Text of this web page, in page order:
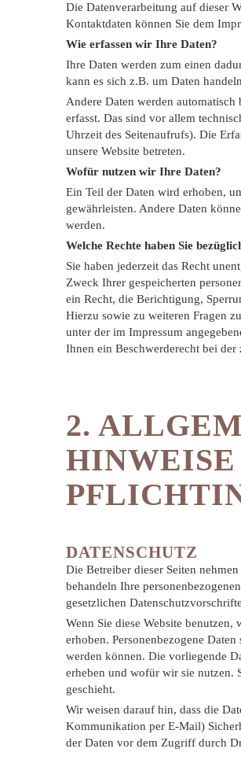
Die Datenverarbeitung auf dieser
Kontaktdaten können Sie dem
Wie erfassen wir Ihre Daten?
Ihre Daten werden zum einen
kann es sich z.B. um Daten
Andere Daten werden automatisch
erfasst. Das sind vor allem
Uhrzeit des Seitenaufrufs). Die
unsere Website betreten.
Wofür nutzen wir Ihre Daten?
Ein Teil der Daten wird erhoben,
gewährleisten. Andere Daten
werden.
Welche Rechte haben Sie
Sie haben jederzeit das Recht
Zweck Ihrer gespeicherten
ein Recht, die Berichtigung,
Hierzu sowie zu weiteren Fragen
unter der im Impressum
Ihnen ein Beschwerderecht bei
2.
HINWEISE
DATENSCHUTZ
Die Betreiber dieser Seiten
behandeln Ihre
gesetzlichen
Wenn Sie diese Website benutzen,
erhoben. Personenbezogene
werden können. Die vorliegende
erheben und wofür wir sie nutzen.
geschieht.
Wir weisen darauf hin, dass die
Kommunikation per E-Mail)
der Daten vor dem Zugriff durch